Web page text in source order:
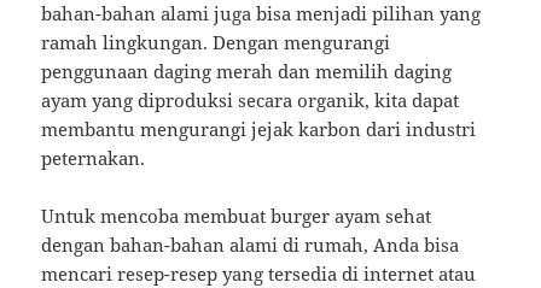
bahan-bahan alami juga bisa menjadi pilihan yang
ramah lingkungan. Dengan mengurangi
penggunaan daging merah dan memilih daging
ayam yang diproduksi secara organik, kita dapat
membantu mengurangi jejak karbon dari industri
peternakan.
Untuk mencoba membuat burger ayam sehat
dengan bahan-bahan alami di rumah, Anda bisa
mencari resep-resep yang tersedia di internet atau